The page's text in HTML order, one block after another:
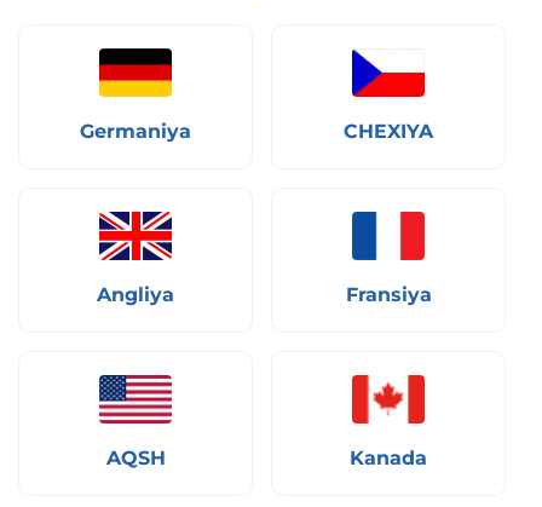
Germaniya CHEXIYA
Angliya Fransiya
AQSH Kanada